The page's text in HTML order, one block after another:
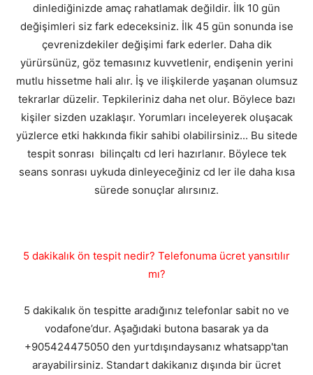
dinlediğinizde amaç rahatlamak değildir. İlk 10 gün
değişimleri siz fark edeceksiniz. İlk 45 gün sonunda ise
çevrenizdekiler değişimi fark ederler. Daha dik
yürürsünüz, göz temasınız kuvvetlenir, endişenin yerini
mutlu hissetme hali alır. İş ve ilişkilerde yaşanan olumsuz
tekrarlar düzelir. Tepkileriniz daha net olur. Böylece bazı
kişiler sizden uzaklaşır. Yorumları inceleyerek oluşacak
yüzlerce etki hakkında fikir sahibi olabilirsiniz... Bu sitede
tespit sonrası bilinçaltı cd leri hazırlanır. Böylece tek
seans sonrası uykuda dinleyeceğiniz cd ler ile daha kısa
sürede sonuçlar alırsınız.
5 dakikalık ön tespit nedir? Telefonuma ücret yansıtılır
mı?
5 dakikalık ön tespitte aradığınız telefonlar sabit no ve
vodafone’dur. Aşağıdaki butona basarak ya da
+905424475050 den yurtdışındaysanız whatsapp'tan
arayabilirsiniz. Standart dakikanız dışında bir ücret